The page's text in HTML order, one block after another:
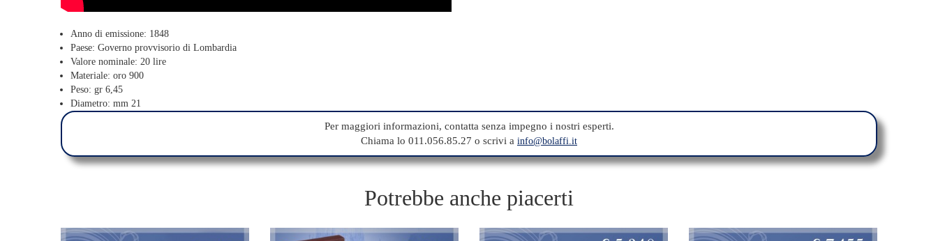
Anno di emissione: 1848
Paese: Governo provvisorio di Lombardia
Valore nominale: 20 lire
Materiale: oro 900
Peso: gr 6,45
Diametro: mm 21
Per maggiori informazioni, contatta senza impegno i nostri esperti.
Chiama lo 011.056.85.27 o scrivi a info@bolaffi.it
Potrebbe anche piacerti